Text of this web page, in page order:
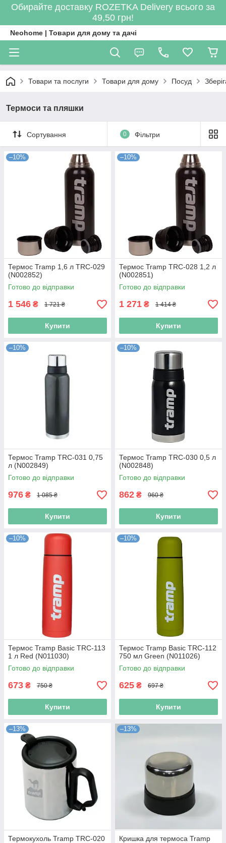
Обирайте доставку ROZETKA Delivery всього за
49,50 грн!
Neohome | Товари для дому та дачі
Товари та послуги Товари для дому Посуд
Термоси та пляшки
Сортування 0 Фільтри
–10%
Термос Tramp 1,6 л TRC-029
(N002852)
Готово до відправки
1 546 ₴ 1 721 ₴
Купити
–10%
Термос Tramp TRC-028 1,2 л
(N002851)
Готово до відправки
1 271 ₴ 1 414 ₴
Купити
–10%
Термос Tramp TRC-031 0,75
л (N002849)
Готово до відправки
976 ₴ 1 085 ₴
Купити
–10%
Термос Tramp TRC-030 0,5 л
(N002848)
Готово до відправки
862 ₴ 960 ₴
Купити
–10%
Термос Tramp Basic TRC-113
1 л Red (N011030)
Готово до відправки
673 ₴ 750 ₴
Купити
–10%
Термос Tramp Basic TRC-112
750 мл Green (N011026)
Готово до відправки
625 ₴ 697 ₴
Купити
–13%
Термокухоль Tramp TRC-020
–13%
Кришка для термоса Tramp